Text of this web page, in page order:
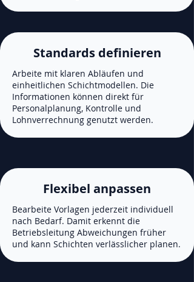
Standards definieren
Arbeite mit klaren Abläufen und
einheitlichen Schichtmodellen. Die
Informationen können direkt für
Personalplanung, Kontrolle und
Lohnverrechnung genutzt werden.
Flexibel anpassen
Bearbeite Vorlagen jederzeit individuell
nach Bedarf. Damit erkennt die
Betriebsleitung Abweichungen früher
und kann Schichten verlässlicher planen.